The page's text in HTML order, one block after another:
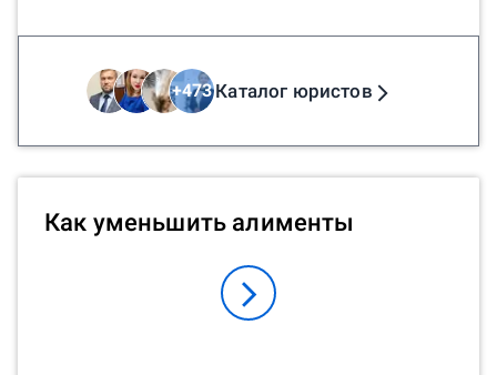
+473Каталог юристов
Как уменьшить алименты